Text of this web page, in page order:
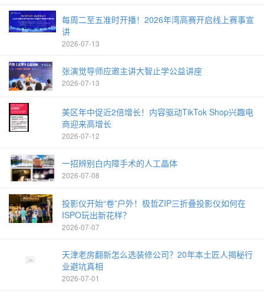
每周二至五准时开播！2026年湾高赛开启线上赛事宣
讲
2026-07-13
张演觉导师应邀主讲大智止学公益讲座
2026-07-13
美区年中促近2倍增长！内容驱动TikTok Shop兴趣电
商迎来高增长
2026-07-12
一招辨别白内障手术的人工晶体
2026-07-08
投影仪开始“卷”户外！极哲ZIP三折叠投影仪如何在
ISPO玩出新花样？
2026-07-07
天津老房翻新怎么选装修公司？20年本土匠人揭秘行
业避坑真相
2026-07-01